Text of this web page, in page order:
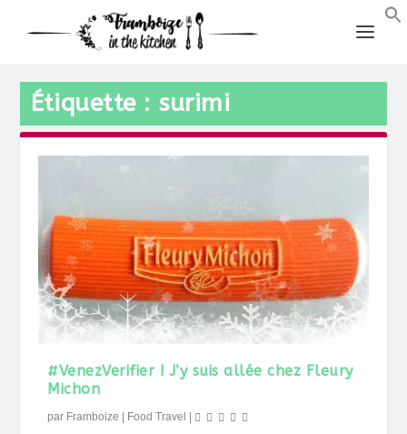
Étiquette : surimi
#VenezVerifier ! J’y suis allée chez Fleury
Michon
par Framboize Food Travel